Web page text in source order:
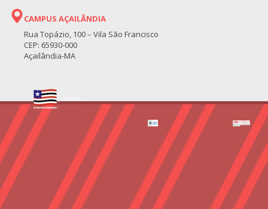
CAMPUS AÇAILÂNDIA
Rua Topázio, 100 – Vila São Francisco
CEP: 65930-000
Açailândia-MA